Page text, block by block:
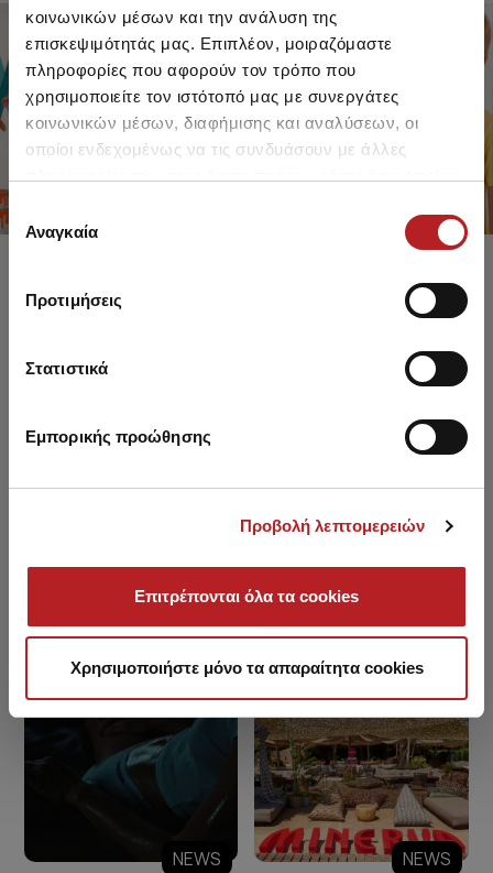
κοινωνικών μέσων και την ανάλυση της
επισκεψιμότητάς μας. Επιπλέον, μοιραζόμαστε
πληροφορίες που αφορούν τον τρόπο που
χρησιμοποιείτε τον ιστότοπό μας με συνεργάτες
κοινωνικών μέσων, διαφήμισης και αναλύσεων, οι
οποίοι ενδεχομένως να τις συνδυάσουν με άλλες
των υπηρεσιών τους.
Επιλογή
συγκατάθεσης
Αναγκαία
Προτιμήσεις
Στατιστικά
Εμπορικής προώθησης
Προβολή λεπτομερειών
Επιτρέπονται όλα τα cookies
Χρησιμοποιήστε μόνο τα απαραίτητα cookies
FOR GIRLS
UP TO -30%
SHOP SALE
FOR BOYS
UP TO -30%
SHOP SALE
Minerva Blog
NEWS
NEWS